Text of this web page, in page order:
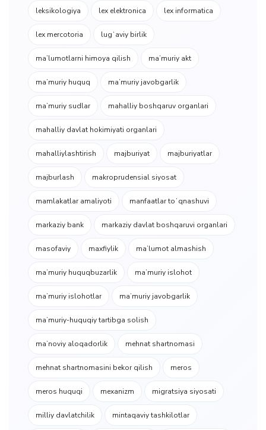
leksikologiya lex elektronica lex informatica
lex mercotoria lugʻaviy birlik
ma’lumotlarni himoya qilish ma’muriy akt
ma’muriy huquq ma’muriy javobgarlik
ma’muriy sudlar mahalliy boshqaruv organlari
mahalliy davlat hokimiyati organlari
mahalliylashtirish majburiyat majburiyatlar
majburlash makroprudensial siyosat
mamlakatlar amaliyoti manfaatlar toʻqnashuvi
markaziy bank markaziy davlat boshqaruvi organlari
masofaviy maxfiylik maʼlumot almashish
maʼmuriy huquqbuzarlik maʼmuriy islohot
maʼmuriy islohotlar maʼmuriy javobgarlik
maʼmuriy-huquqiy tartibga solish
maʼnoviy aloqadorlik mehnat shartnomasi
mehnat shartnomasini bekor qilish meros
meros huquqi mexanizm migratsiya siyosati
milliy davlatchilik mintaqaviy tashkilotlar